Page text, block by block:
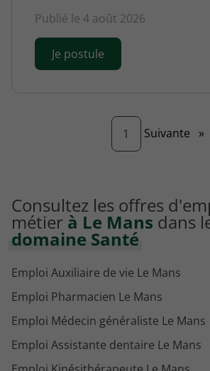
Publié le 4 août 2026
Je postule
1 Page
Suivante »
Consultez les offres
métier à Le Mans dans
domaine Santé
Emploi Auxiliaire de vie Le Mans
Emploi Pharmacien Le Mans
Emploi Médecin généraliste Le Mans
Emploi Assistante dentaire Le Mans